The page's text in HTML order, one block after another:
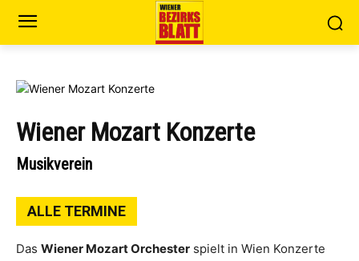
Wiener Mozart Konzerte
Musikverein
ALLE TERMINE
Das Wiener Mozart Orchester spielt in Wien Konzerte